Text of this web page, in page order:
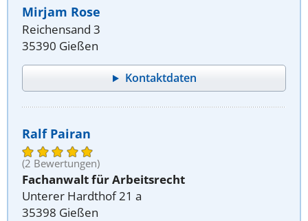
Mirjam Rose
Reichensand 3
35390 Gießen
Kontaktdaten
Ralf Pairan
(2 Bewertungen)
Fachanwalt für Arbeitsrecht
Unterer Hardthof 21 a
35398 Gießen